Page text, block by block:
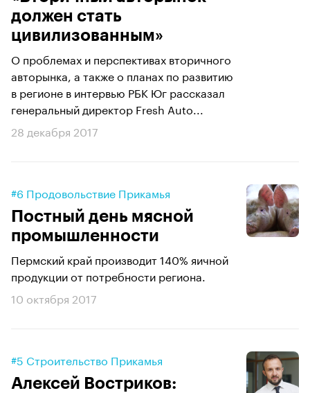
должен стать
цивилизованным»
О проблемах и перспективах вторичного
авторынка, а также о планах по развитию
в регионе в интервью РБК Юг рассказал
генеральный директор Fresh Auto...
28 декабря 2017
#6 Продовольствие Прикамья
Постный день мясной
промышленности
Пермский край производит 140% яичной
продукции от потребности региона.
10 октября 2017
#5 Строительство Прикамья
Алексей Востриков: